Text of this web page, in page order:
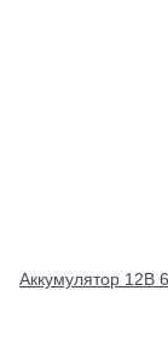
Аккумулятор 12В